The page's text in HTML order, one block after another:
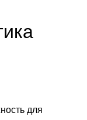
для